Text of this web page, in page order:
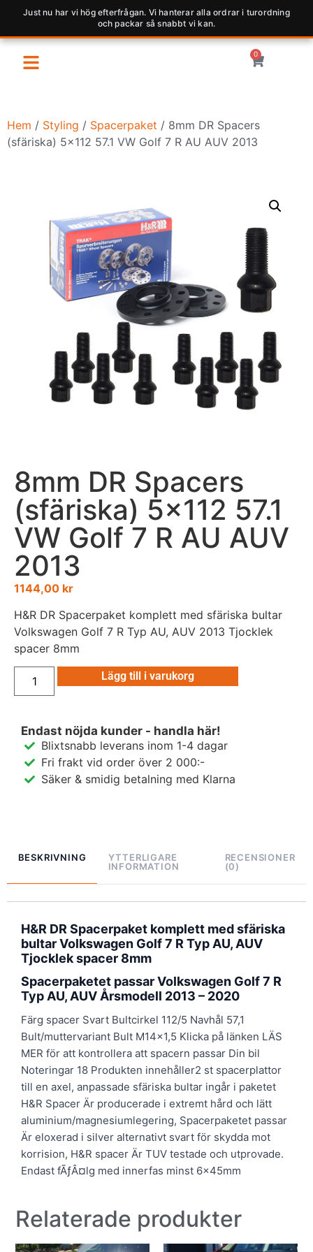
Just nu har vi hög efterfrågan. Vi hanterar alla ordrar i turordning
och packar så snabbt vi kan.
0
Hem / Styling / Spacerpaket / 8mm DR Spacers
(sfäriska) 5×112 57.1 VW Golf 7 R AU AUV 2013
8mm DR Spacers
(sfäriska) 5×112 57.1
VW Golf 7 R AU AUV
2013
1144,00 kr
H&R DR Spacerpaket komplett med sfäriska bultar
Volkswagen Golf 7 R Typ AU, AUV 2013 Tjocklek
spacer 8mm
Lägg till i varukorg
Endast nöjda kunder - handla här!
Blixtsnabb leverans inom 1-4 dagar
Fri frakt vid order över 2 000:-
Säker & smidig betalning med Klarna
BESKRIVNING
YTTERLIGARE
INFORMATION
RECENSIONER
(0)
H&R DR Spacerpaket komplett med sfäriska
bultar Volkswagen Golf 7 R Typ AU, AUV
Tjocklek spacer 8mm
Spacerpaketet passar Volkswagen Golf 7 R
Typ AU, AUV Årsmodell 2013 – 2020
Färg spacer Svart Bultcirkel 112/5 Navhål 57,1
Bult/muttervariant Bult M14x1,5 Klicka på länken LÄS
MER för att kontrollera att spacern passar Din bil
Noteringar 18 Produkten innehåller2 st spacerplattor
till en axel, anpassade sfäriska bultar ingår i paketet
H&R Spacer Är producerade i extremt hård och lätt
aluminium/magnesiumlegering, Spacerpaketet passar
Är eloxerad i silver alternativt svart för skydda mot
korrision, H&R spacer Är TUV testade och utprovade.
Endast fÃƒÂ¤lg med innerfas minst 6x45mm
Relaterade produkter